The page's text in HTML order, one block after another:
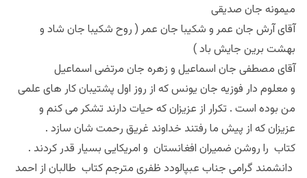
میمونه جان صدیقی
آقای آرش جان عمر و شکیبا جان عمر ( روح شکیبا جان شاد و
بهشت برین جایش باد )
آقای مصطفی جان اسماعیل و زهره جان مرتضی اسماعیل
و معلوم دار فوزیه جان یونس که از روز اول پشتیبان کار های علمی
من بوده است . تکرار از عزیزان که حیات دارند تشکر می کنم و
عزیزان که از پیش ما رفتند خداوند غریق رحمت شان سازد .
کتاب را روشن ضمیران افغانستان و امریکایی بسیار قدر کردند .
دانشمند گرامی جناب عبپالودد ظفری مترجم کتاب طالبان از احمد